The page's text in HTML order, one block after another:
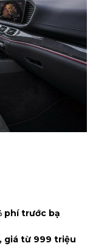
phí trước bạ
giá từ 999 triệu